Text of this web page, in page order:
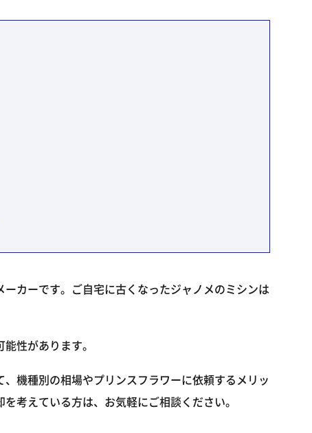
カーです。ご自宅に古くなったジャノメのミシンは
性があります。
機種別の相場やプリンスフラワーに依頼するメリッ
考えている方は、お気軽にご相談ください。